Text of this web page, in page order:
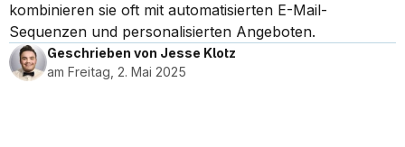
kombinieren sie oft mit automatisierten E-Mail-
Sequenzen und personalisierten Angeboten.
Geschrieben von Jesse Klotz
am Freitag, 2. Mai 2025